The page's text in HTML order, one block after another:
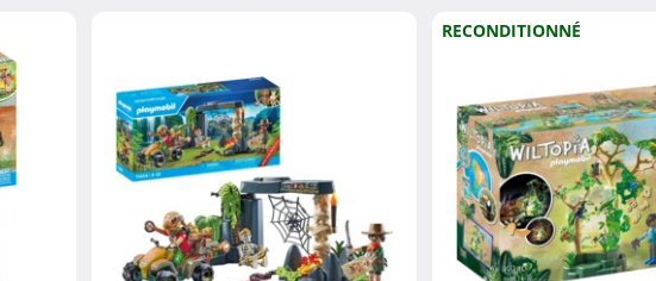
RECONDITIONNÉ